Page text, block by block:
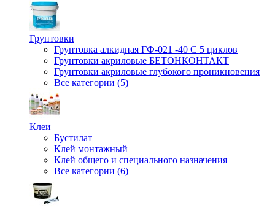
Грунтовки
Грунтовка алкидная ГФ-021 -40 С 5 циклов
Грунтовки акриловые БЕТОНКОНТАКТ
Грунтовки акриловые глубокого проникновения
Все категории (5)
Клеи
Бустилат
Клей монтажный
Клей общего и специального назначения
Все категории (6)